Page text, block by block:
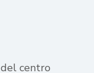
centro